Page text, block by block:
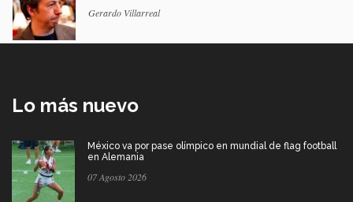
Gerardo Villarreal
Lo más nuevo
México va por pase olímpico en mundial de flag football
en Alemania
07 Agosto 2026